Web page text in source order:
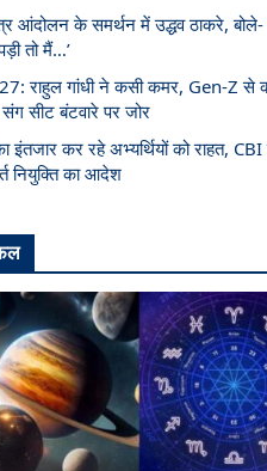
आंदोलन के समर्थन में उद्धव ठाकरे,
तो मैं…’
राहुल गांधी ने कसी कमर, Gen-Z से
सीट बंटवारे पर जोर
इंतजार कर रहे अभ्यर्थियों को राहत,
नियुक्ति का आदेश